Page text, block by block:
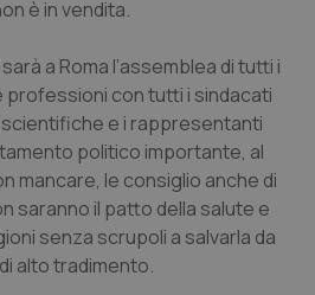
è in vendita.
a Roma l’assemblea di tutti i
professioni con tutti i sindacati
e i rappresentanti
politico importante, al
mancare, le consiglio anche di
saranno il patto della salute e
senza scrupoli a salvarla da
alto tradimento.